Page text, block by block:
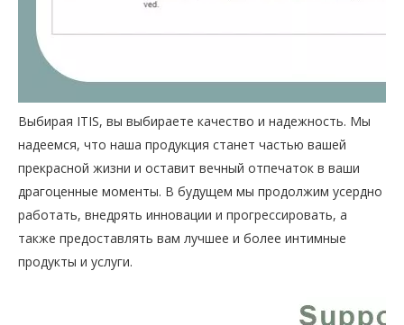
Выбирая ITIS, вы выбираете качество и надежность. Мы
надеемся, что наша продукция станет частью вашей
прекрасной жизни и оставит вечный отпечаток в ваши
драгоценные моменты. В будущем мы продолжим усердно
работать, внедрять инновации и прогрессировать, а
также предоставлять вам лучшее и более интимные
продукты и услуги.